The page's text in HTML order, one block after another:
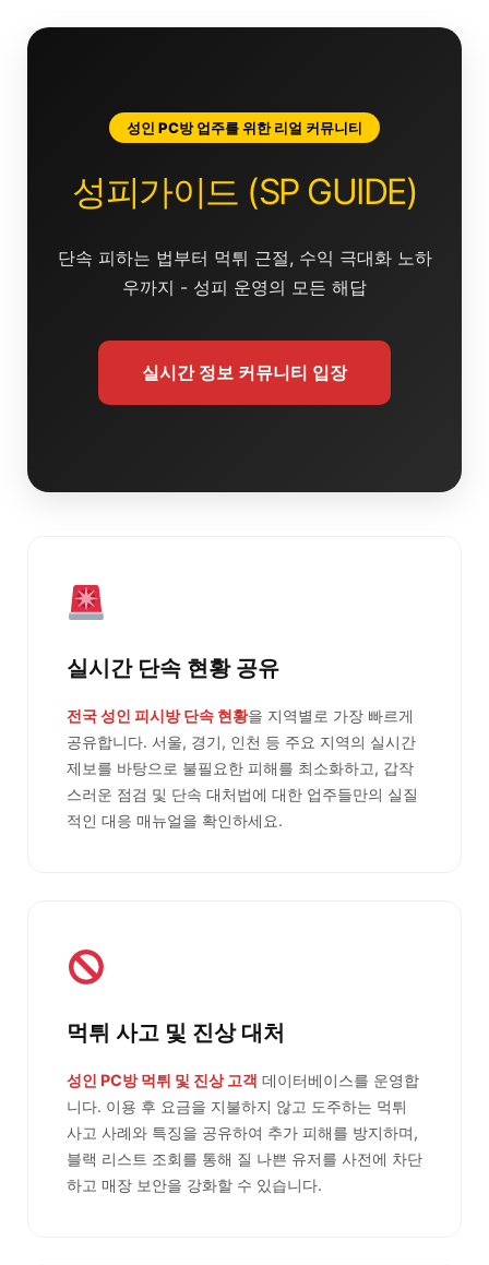
성인 PC방 업주를 위한 리얼 커뮤니티
성피가이드 (SP GUIDE)
단속 피하는 법부터 먹튀 근절, 수익 극대화 노하
우까지 - 성피 운영의 모든 해답
실시간 정보 커뮤니티 입장
실시간 단속 현황 공유
전국 성인 피시방 단속 현황을 지역별로 가장 빠르게
공유합니다. 서울, 경기, 인천 등 주요 지역의 실시간
제보를 바탕으로 불필요한 피해를 최소화하고, 갑작
스러운 점검 및 단속 대처법에 대한 업주들만의 실질
적인 대응 매뉴얼을 확인하세요.
먹튀 사고 및 진상 대처
성인 PC방 먹튀 및 진상 고객 데이터베이스를 운영합
니다. 이용 후 요금을 지불하지 않고 도주하는 먹튀
사고 사례와 특징을 공유하여 추가 피해를 방지하며,
블랙 리스트 조회를 통해 질 나쁜 유저를 사전에 차단
하고 매장 보안을 강화할 수 있습니다.